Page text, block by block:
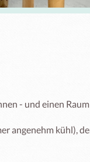
- und einen
angenehm kühl),